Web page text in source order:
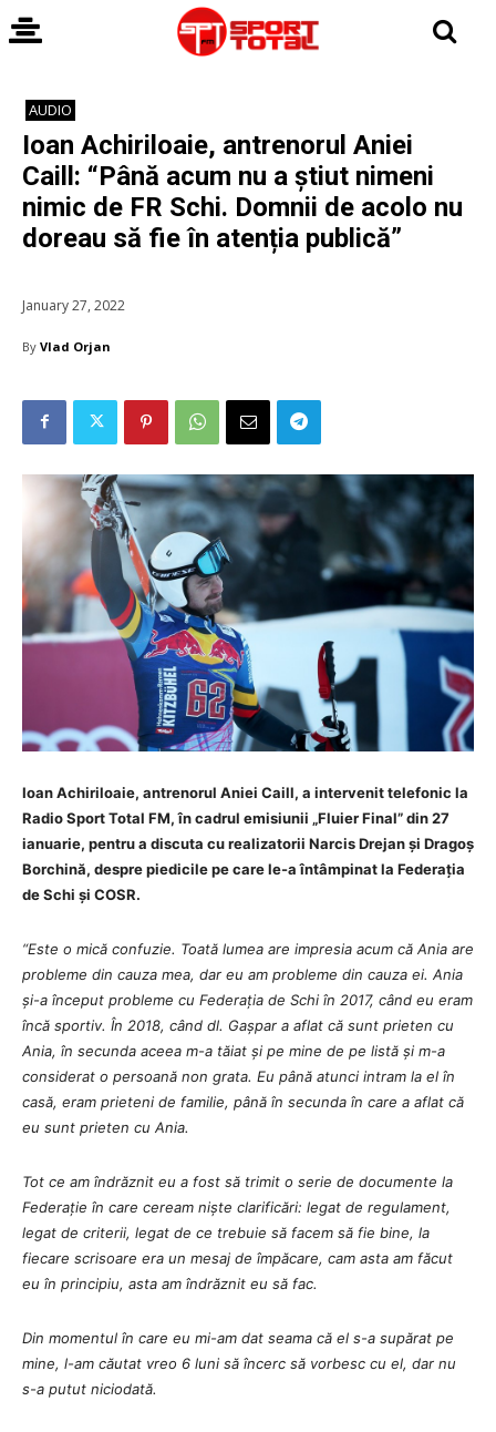
AUDIO
Ioan Achiriloaie, antrenorul Aniei
Caill: “Până acum nu a știut nimeni
nimic de FR Schi. Domnii de acolo nu
doreau să fie în atenția publică”
January 27, 2022
By Vlad Orjan
Ioan Achiriloaie, antrenorul Aniei Caill, a intervenit telefonic la
Radio Sport Total FM, în cadrul emisiunii „Fluier Final” din 27
ianuarie, pentru a discuta cu realizatorii Narcis Drejan și Dragoș
Borchină, despre piedicile pe care le-a întâmpinat la Federația
de Schi și COSR.
“Este o mică confuzie. Toată lumea are impresia acum că Ania are
probleme din cauza mea, dar eu am probleme din cauza ei. Ania
și-a început probleme cu Federația de Schi în 2017, când eu eram
încă sportiv. În 2018, când dl. Gașpar a aflat că sunt prieten cu
Ania, în secunda aceea m-a tăiat și pe mine de pe listă și m-a
considerat o persoană non grata. Eu până atunci intram la el în
casă, eram prieteni de familie, până în secunda în care a aflat că
eu sunt prieten cu Ania.
Tot ce am îndrăznit eu a fost să trimit o serie de documente la
Federație în care ceream niște clarificări: legat de regulament,
legat de criterii, legat de ce trebuie să facem să fie bine, la
fiecare scrisoare era un mesaj de împăcare, cam asta am făcut
eu în principiu, asta am îndrăznit eu să fac.
Din momentul în care eu mi-am dat seama că el s-a supărat pe
mine, l-am căutat vreo 6 luni să încerc să vorbesc cu el, dar nu
s-a putut niciodată.